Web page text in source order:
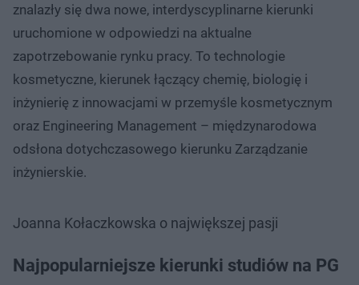
znalazły się dwa nowe, interdyscyplinarne kierunki
uruchomione w odpowiedzi na aktualne
zapotrzebowanie rynku pracy. To technologie
kosmetyczne, kierunek łączący chemię, biologię i
inżynierię z innowacjami w przemyśle kosmetycznym
oraz Engineering Management – międzynarodowa
odsłona dotychczasowego kierunku Zarządzanie
inżynierskie.
Joanna Kołaczkowska o największej pasji
Najpopularniejsze kierunki studiów na PG